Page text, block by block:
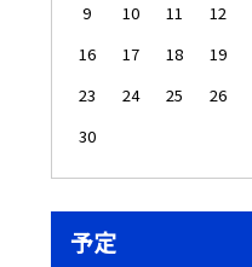
9
10 11 12
16
17 18 19
23
24 25 26
30
予定